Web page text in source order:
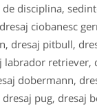
disciplina,
ciobanesc
dresaj pitbull,
labrador retriever,
dobermann,
pug, dresaj